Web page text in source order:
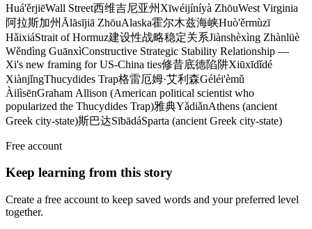
Huá'ěrjiēWall Street西维吉尼亚州 Xīwéijíníyà ZhōuWest Virginia
阿拉斯加州 Ālāsījiā ZhōuAlaska霍尔木兹海峡Huò'ěrmùzī
HǎixiáStrait of Hormuz建设性战略稳定关系Jiànshèxìng Zhànlüè
Wěndìng GuānxìConstructive Strategic Stability Relationship —
Xi's new framing for US-China ties修昔底德陷阱Xiūxīdǐdé
XiànjǐngThucydides Trap格雷厄姆·艾利森Géléi'èmǔ
ÀilìsēnGraham Allison (American political scientist who
popularized the Thucydides Trap)雅典YǎdiǎnAthens (ancient
Greek city-state)斯巴达SībādáSparta (ancient Greek city-state)
Free account
Keep learning from this story
Create a free account to keep saved words and your preferred level
together.